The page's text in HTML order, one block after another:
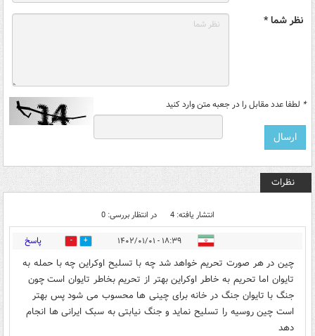
نظر شما *
* لطفا عدد مقابل را در جعبه متن وارد کنید
نظرات
انتشار یافته: 4 در انتظار بررسی: 0
۱۸:۳۹ - ۱۴۰۲/۰۱/۰۱ 1 پاسخ
چین در هر صورت تحریم خواهد شد چه با تسلیح اوکراین چه با حمله به
تایوان اما تحریم به خاطر اوکراین بهتر از تحریم بخاطر تایوان است چون
جنگ با تایوان جنگ در خانه برای چینی ها محسوب می شود پس بهتر
است چین روسیه را تسلیح نماید و جنگ نیابتی به سبک ایرانی ها انجام
دهد